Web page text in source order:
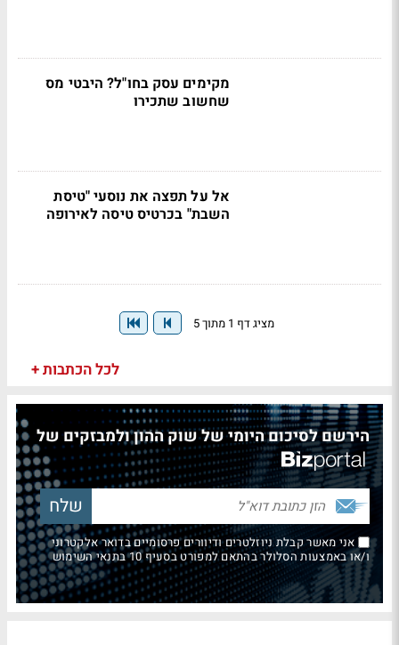
מקימים עסק בחו"ל? היבטי מס
שחשוב שתכירו
אל על תפצה את נוסעי "טיסת
השבת" בכרטיס טיסה לאירופה
מציג דף 1 מתוך 5
לכל הכתבות +
הירשם לסיכום היומי של שוק ההון ולמבזקים של
אני מאשר קבלת ניוזלטרים ודיוורים פרסומיים בדואר אלקטרוני
ו/או באמצעות הסלולר בהתאם למפורט בסעיף 10 בתנאי השימוש